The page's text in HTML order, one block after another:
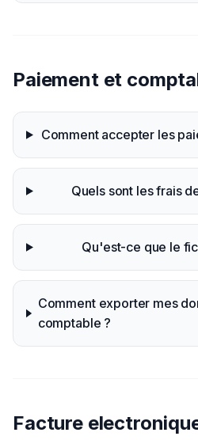
Paiement et
Comment accepter les
Quels sont les frais
Qu'est-ce que le
Comment exporter mes
comptable ?
Facture